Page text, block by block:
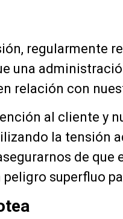
regularmente
una
relación con
al cliente y
la tensión
de
superfluo